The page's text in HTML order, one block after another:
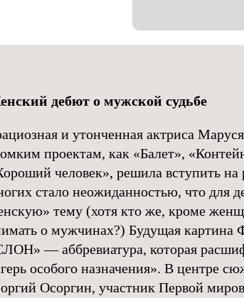
дебют о мужской судьбе
и утонченная актриса
проектам, как «Балет»,
человек», решила вступить
стало неожиданностью, что для
тему (хотя кто же, кроме
о мужчинах?) Будущая картина
— аббревиатура, которая
особого назначения». В центре
Осоргин, участник Первой